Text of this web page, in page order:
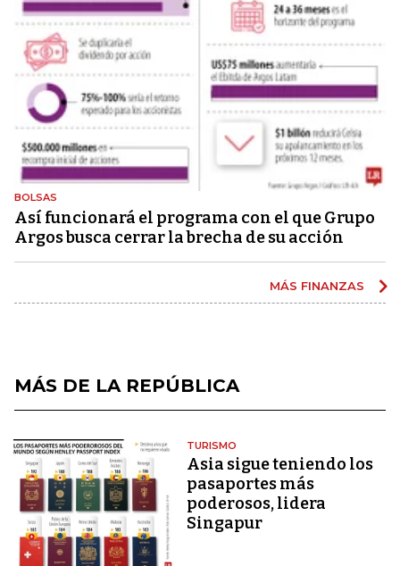
BOLSAS
Así funcionará el programa con el que Grupo
Argos busca cerrar la brecha de su acción
MÁS FINANZAS
MÁS DE LA REPÚBLICA
TURISMO
Asia sigue teniendo los
pasaportes más
poderosos, lidera
Singapur